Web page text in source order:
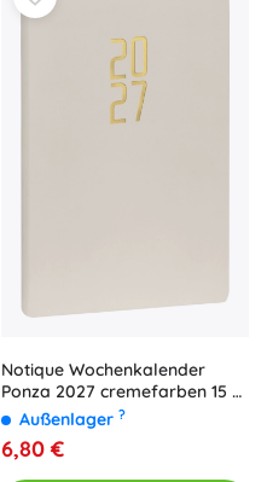
Notique Wochenkalender
Ponza 2027 cremefarben 15 ×
21 cm
Außenlager ?
6,80 €